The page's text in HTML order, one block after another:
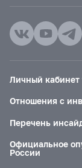
Личный
Отношения с
Перечень
Официальное
России